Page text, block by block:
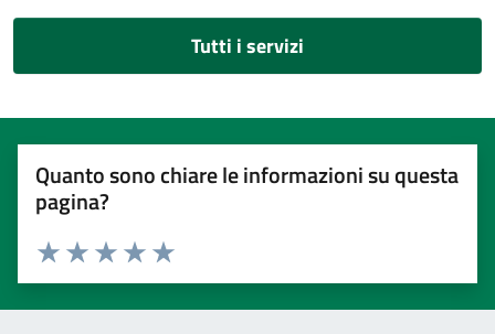
Tutti i servizi
Quanto sono chiare le informazioni su questa
pagina?
Valuta 5 stelle su 5
Valuta 4 stelle su 5
Valuta 3 stelle su 5
Valuta 2 stelle su 5
Valuta 1 stelle su 5